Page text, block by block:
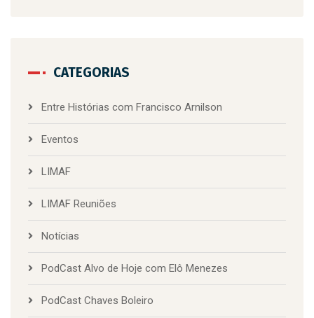
CATEGORIAS
Entre Histórias com Francisco Arnilson
Eventos
LIMAF
LIMAF Reuniões
Notícias
PodCast Alvo de Hoje com Elô Menezes
PodCast Chaves Boleiro